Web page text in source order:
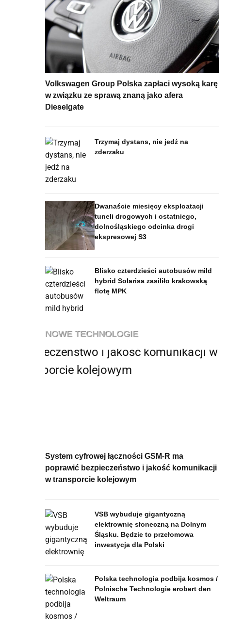
Volkswagen Group Polska zapłaci wysoką karę
w związku ze sprawą znaną jako afera
Dieselgate
Trzymaj dystans, nie jedź na
zderzaku
Dwanaście miesięcy eksploatacji
tuneli drogowych i ostatniego,
dolnośląskiego odcinka drogi
ekspresowej S3
Blisko czterdzieści autobusów mild
hybrid Solarisa zasiliło krakowską
flotę MPK
NOWE TECHNOLOGIE
System cyfrowej łączności GSM-R ma
poprawić bezpieczeństwo i jakość komunikacji
w transporcie kolejowym
VSB wybuduje gigantyczną
elektrownię słoneczną na Dolnym
Śląsku. Będzie to przełomowa
inwestycja dla Polski
Polska technologia podbija kosmos /
Polnische Technologie erobert den
Weltraum